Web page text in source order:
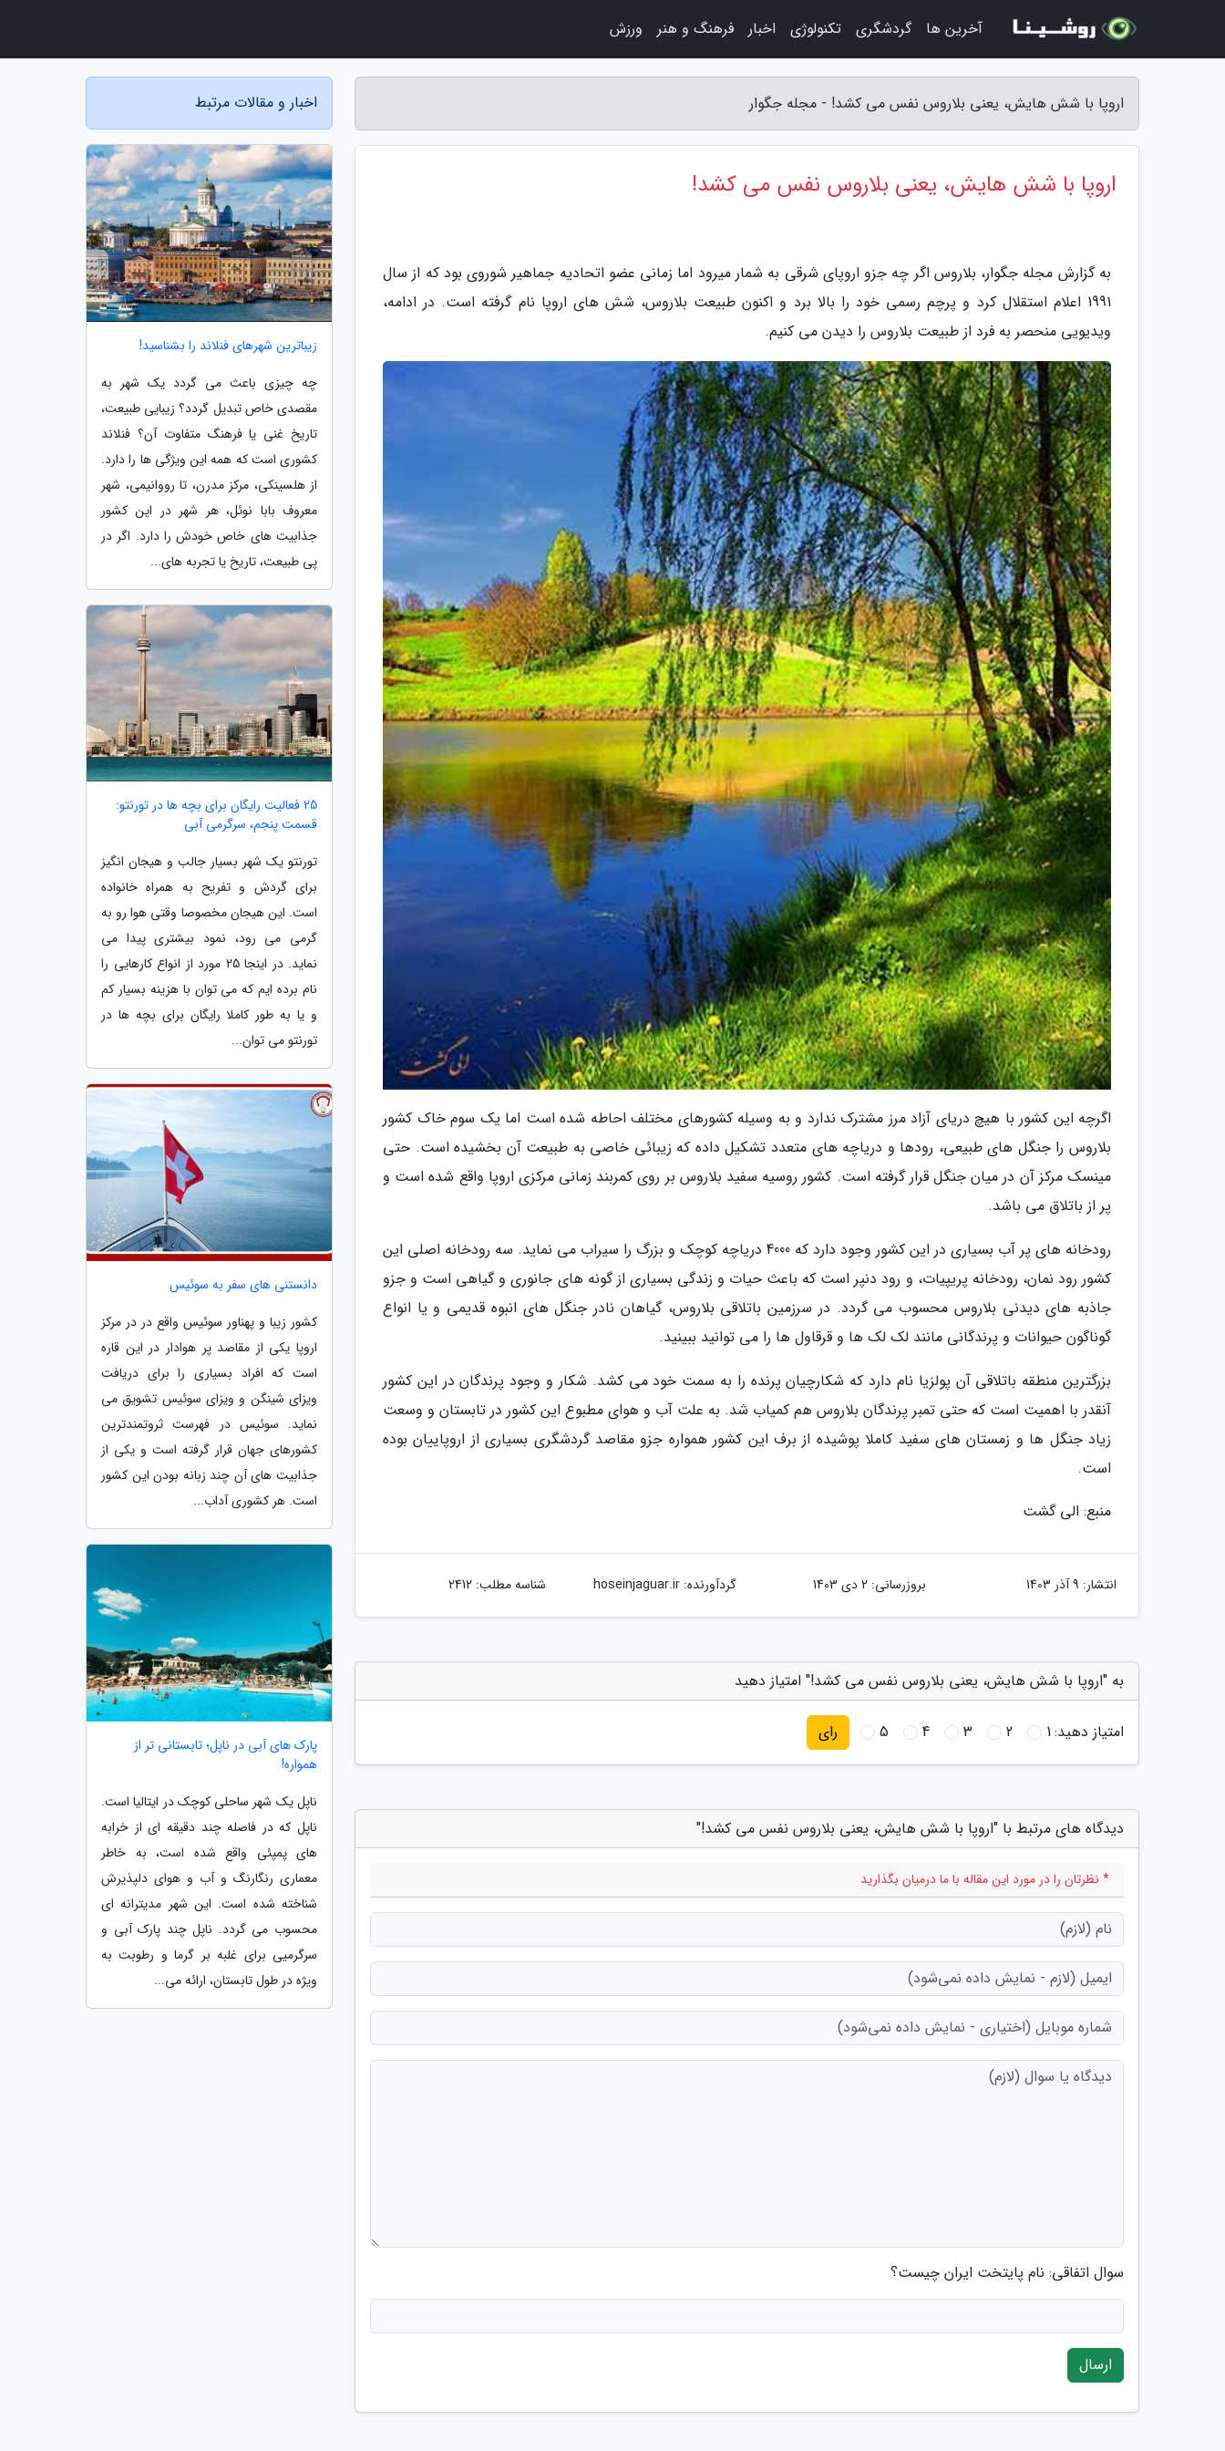
اروپا با شش هایش، یعنی بلاروس نفس می کشد! - مجله جگوار
اروپا با شش هایش، یعنی بلاروس نفس می کشد!
به گزارش مجله جگوار، بلاروس اگر چه جزو اروپای شرقی به شمار میرود اما زمانی عضو اتحادیه جماهیر شوروی بود که از سال
1991 اعلام استقلال کرد و پرچم رسمی خود را بالا برد و اکنون طبیعت بلاروس، شش های اروپا نام گرفته است. در ادامه،
ویدیویی منحصر به فرد از طبیعت بلاروس را دیدن می کنیم.
اگرچه این کشور با هیچ دریای آزاد مرز مشترک ندارد و به وسیله کشورهای مختلف احاطه شده است اما یک سوم خاک کشور
بلاروس را جنگل های طبیعی، رودها و دریاچه های متعدد تشکیل داده که زیبائی خاصی به طبیعت آن بخشیده است. حتی
مینسک مرکز آن در میان جنگل قرار گرفته است. کشور روسیه سفید بلاروس بر روی کمربند زمانی مرکزی اروپا واقع شده است و
پر از باتلاق می باشد.
رودخانه های پر آب بسیاری در این کشور وجود دارد که 4000 دریاچه کوچک و بزرگ را سیراب می نماید. سه رودخانه اصلی این
کشور رود نمان، رودخانه پریپیات، و رود دنپر است که باعث حیات و زندگی بسیاری از گونه های جانوری و گیاهی است و جزو
جاذبه های دیدنی بلاروس محسوب می گردد. در سرزمین باتلاقی بلاروس، گیاهان نادر جنگل های انبوه قدیمی و یا انواع
گوناگون حیوانات و پرندگانی مانند لک لک ها و قرقاول ها را می توانید ببینید.
بزرگترین منطقه باتلاقی آن پولزیا نام دارد که شکارچیان پرنده را به سمت خود می کشد. شکار و وجود پرندگان در این کشور
آنقدر با اهمیت است که حتی تمبر پرندگان بلاروس هم کمیاب شد. به علت آب و هوای مطبوع این کشور در تابستان و وسعت
زیاد جنگل ها و زمستان های سفید کاملا پوشیده از برف این کشور همواره جزو مقاصد گردشگری بسیاری از اروپاییان بوده
است.
منبع: الی گشت
انتشار: 9 آذر 1403 بروزرسانی: 2 دی 1403 گردآورنده:hoseinjaguar.ir شناسه مطلب: 2412
به "اروپا با شش هایش، یعنی بلاروس نفس می کشد!" امتیاز دهید
امتیاز دهید:1
2
3
4
5 رای
دیدگاه های مرتبط با "اروپا با شش هایش، یعنی بلاروس نفس می کشد!"
* نظرتان را در مورد این مقاله با ما درمیان بگذارید
سوال اتفاقی: نام پایتخت ایران چیست؟
ارسال
اخبار و مقالات مرتبط
زیباترین شهرهای فنلاند را بشناسید!
چه چیزی باعث می گردد یک شهر به
مقصدی خاص تبدیل گردد؟ زیبایی طبیعت،
تاریخ غنی یا فرهنگ متفاوت آن؟ فنلاند
کشوری است که همه این ویژگی ها را دارد.
از هلسینکی، مرکز مدرن، تا رووانیمی، شهر
معروف بابا نوئل، هر شهر در این کشور
جذابیت های خاص خودش را دارد. اگر در
پی طبیعت، تاریخ یا تجربه های...
25 فعالیت رایگان برای بچه ها در تورنتو:
قسمت پنجم، سرگرمی آبی
تورنتو یک شهر بسیار جالب و هیجان انگیز
برای گردش و تفریح به همراه خانواده
است. این هیجان مخصوصا وقتی هوا رو به
گرمی می رود، نمود بیشتری پیدا می
نماید. در اینجا 25 مورد از انواع کارهایی را
نام برده ایم که می توان با هزینه بسیار کم
و یا به طور کاملا رایگان برای بچه ها در
تورنتو می توان...
دانستنی های سفر به سوئیس
کشور زیبا و پهناور سوئیس واقع در در مرکز
اروپا یکی از مقاصد پر هوادار در این قاره
است که افراد بسیاری را برای دریافت
ویزای شینگن و ویزای سوئیس تشویق می
نماید. سوئیس در فهرست ثروتمندترین
کشورهای جهان قرار گرفته است و یکی از
جذابیت های آن چند زبانه بودن این کشور
است. هر کشوری آداب...
پارک های آبی در ناپل؛ تابستانی تر از
همواره!
ناپل یک شهر ساحلی کوچک در ایتالیا است.
ناپل که در فاصله چند دقیقه ای از خرابه
های پمپئی واقع شده است، به خاطر
معماری رنگارنگ و آب و هوای دلپذیرش
شناخته شده است. این شهر مدیترانه ای
محسوب می گردد. ناپل چند پارک آبی و
سرگرمیی برای غلبه بر گرما و رطوبت به
ویژه در طول تابستان، ارائه می...
آخرین ها گردشگری تکنولوژی اخبار فرهنگ و هنر ورزش